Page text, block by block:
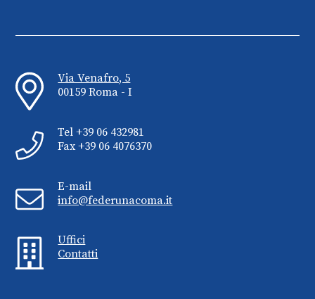
Via Venafro, 5
00159 Roma - I
Tel +39 06 432981
Fax +39 06 4076370
E-mail
info@federunacoma.it
Uffici
Contatti